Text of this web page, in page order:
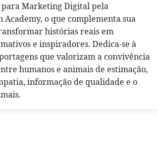
Marketing Digital pela
Academy, o que complementa sua
histórias reais em
e inspiradores. Dedica-se à
que valorizam a convivência
humanos e animais de estimação,
informação de qualidade e o